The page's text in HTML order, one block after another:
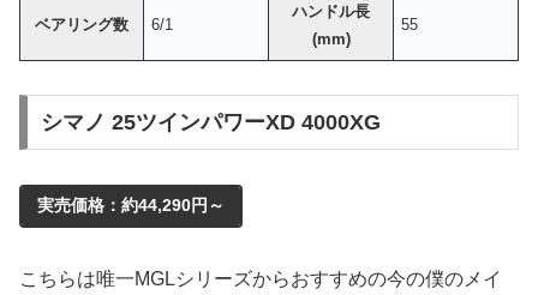
ベアリング数 6/1
ハンドル長
(mm)
55
シマノ 25ツインパワーXD 4000XG
実売価格：約44,290円～
こちらは唯一MGLシリーズからおすすめの今の僕のメイ